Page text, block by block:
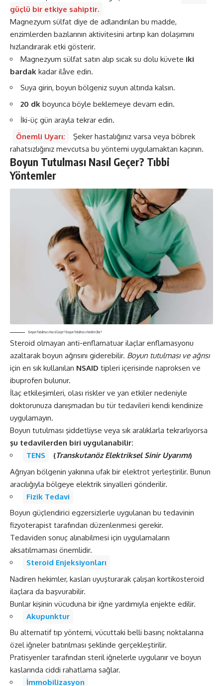
güçlü bir etkiye sahiptir.
Magnezyum sülfat diye de adlandırılan bu madde,
enzimlerden bazılarının aktivitesini artırıp kan dolaşımını
hızlandırarak etki gösterir.
Magnezyum sülfat satın alıp sıcak su dolu küvete iki
bardak kadar ilâve edin.
Suya girin, boyun bölgeniz suyun altında kalsın.
20 dk boyunca böyle beklemeye devam edin.
İki-üç gün arayla tekrar edin.
Önemli Uyarı:
Şeker hastalığınız varsa veya böbrek
rahatsızlığınız mevcutsa bu yöntemi uygulamaktan kaçının.
Boyun Tutulması Nasıl Geçer? Tıbbi
Yöntemler
Boyun Tutulması Nasıl Geçer? Boyun Tutulması Neden Olur?
Steroid olmayan anti-enflamatuar ilaçlar enflamasyonu
azaltarak boyun ağrısını giderebilir. Boyun tutulması ve ağrısı
için en sık kullanılan NSAID tipleri içerisinde naproksen ve
ibuprofen bulunur.
İlaç etkileşimleri, olası riskler ve yan etkiler nedeniyle
doktorunuza danışmadan bu tür tedavileri kendi kendinize
uygulamayın.
Boyun tutulması şiddetliyse veya sık aralıklarla tekrarlıyorsa
şu tedavilerden biri uygulanabilir:
TENS
(Transkutanöz Elektriksel Sinir Uyarımı)
Ağrıyan bölgenin yakınına ufak bir elektrot yerleştirilir. Bunun
aracılığıyla bölgeye elektrik sinyalleri gönderilir.
Fizik Tedavi
Boyun güçlendirici egzersizlerle uygulanan bu tedavinin
fizyoterapist tarafından düzenlenmesi gerekir.
Tedaviden sonuç alınabilmesi için uygulamaların
aksatılmaması önemlidir.
Steroid Enjeksiyonları
Nadiren hekimler, kasları uyuşturarak çalışan kortikosteroid
ilaçlara da başvurabilir.
Bunlar kişinin vücuduna bir iğne yardımıyla enjekte edilir.
Akupunktur
Bu alternatif tıp yöntemi, vücuttaki belli basınç noktalarına
özel iğneler batırılması şeklinde gerçekleştirilir.
Pratisyenler tarafından steril iğnelerle uygulanır ve boyun
kaslarında ciddi rahatlama sağlar.
İmmobilizasyon